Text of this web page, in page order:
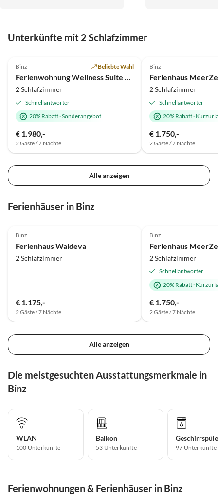
Unterkünfte mit 2 Schlafzimmer
Binz Beliebte Wahl
2 Schlafzimmer
Schnellantworter
20% Rabatt·Sonderangebot
€ 1.980,-
2 Gäste / 7 Nächte
Binz
Ferienhaus
2 Schlafzimmer
Schnellantworter
20% Rabatt·
€ 1.750,-
2 Gäste / 7 Nächte
Alle anzeigen
Ferienhäuser in Binz
Binz
Ferienhaus Waldeva
2 Schlafzimmer
€ 1.175,-
2 Gäste / 7 Nächte
Binz
Ferienhaus
2 Schlafzimmer
Schnellantworter
20% Rabatt·
€ 1.750,-
2 Gäste / 7 Nächte
Alle anzeigen
Die meistgesuchten Ausstattungsmerkmale in
Binz
WLAN
100 Unterkünfte
Balkon
53 Unterkünfte 97 Unterkünfte
Ferienwohnungen & Ferienhäuser in Binz